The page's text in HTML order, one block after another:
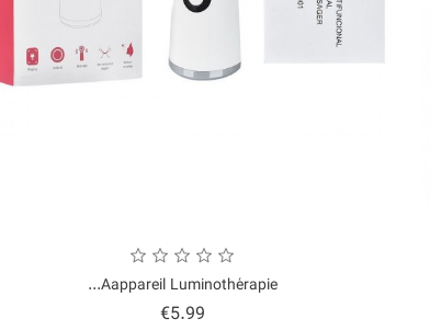
Aappareil Luminothérapie...
€5.99
Price